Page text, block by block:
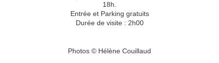
18h.
Entrée et Parking gratuits
Durée de visite : 2h00
Photos © Hélène Couillaud